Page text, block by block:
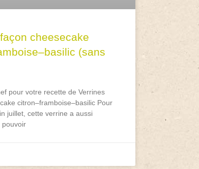
cheesecake
(sans
pour votre recette de Verrines
citron–framboise–basilic Pour
juillet, cette verrine a aussi
pouvoir